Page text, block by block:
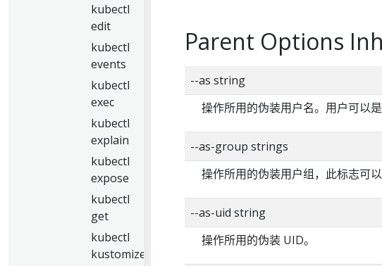
kubectl
edit
kubectl
events
kubectl
exec
kubectl
explain
kubectl
expose
kubectl
get
kubectl
kustomize
Parent Options
--as string
操作所用的伪装用户名。用户可以
--as-group strings
操作所用的伪装用户组，此标志可
--as-uid string
操作所用的伪装 UID。